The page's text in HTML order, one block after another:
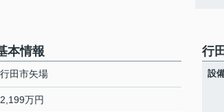
本情報
行田市矢場
2,199万円
行
設